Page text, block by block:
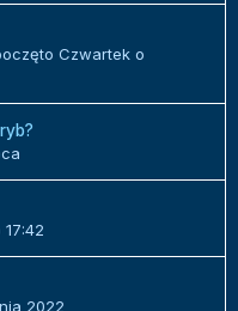
Czwartek o
17:42
2022